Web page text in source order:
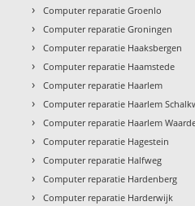
› Computer reparatie Groenlo
› Computer reparatie Groningen
› Computer reparatie Haaksbergen
› Computer reparatie Haamstede
› Computer reparatie Haarlem
› Computer reparatie Haarlem
› Computer reparatie Haarlem
› Computer reparatie Hagestein
› Computer reparatie Halfweg
› Computer reparatie Hardenberg
› Computer reparatie Harderwijk